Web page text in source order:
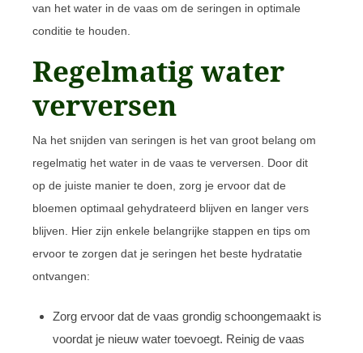
van het water in de vaas om de seringen in optimale
conditie te houden.
Regelmatig water
verversen
Na het snijden van seringen is het van groot belang om
regelmatig het water in de vaas te verversen. Door dit
op de juiste manier te doen, zorg je ervoor dat de
bloemen optimaal gehydrateerd blijven en langer vers
blijven. Hier zijn enkele belangrijke stappen en tips om
ervoor te zorgen dat je seringen het beste hydratatie
ontvangen:
Zorg ervoor dat de vaas grondig schoongemaakt is
voordat je nieuw water toevoegt. Reinig de vaas